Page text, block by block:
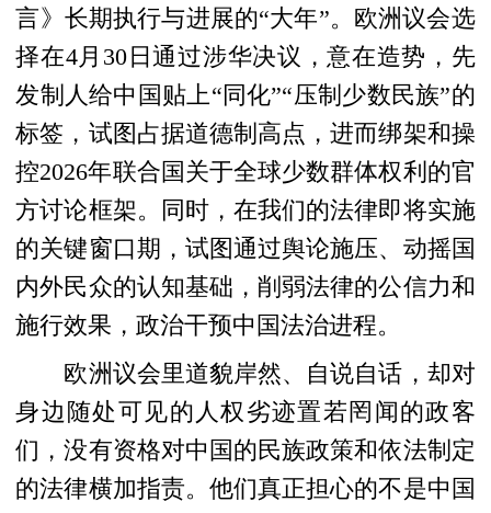
言》长期执行与进展的“大年”。欧洲议会选
择在4月30日通过涉华决议，意在造势，先
发制人给中国贴上“同化”“压制少数民族”的
标签，试图占据道德制高点，进而绑架和操
控2026年联合国关于全球少数群体权利的官
方讨论框架。同时，在我们的法律即将实施
的关键窗口期，试图通过舆论施压、动摇国
内外民众的认知基础，削弱法律的公信力和
施行效果，政治干预中国法治进程。
欧洲议会里道貌岸然、自说自话，却对
身边随处可见的人权劣迹置若罔闻的政客
们，没有资格对中国的民族政策和依法制定
的法律横加指责。他们真正担心的不是中国